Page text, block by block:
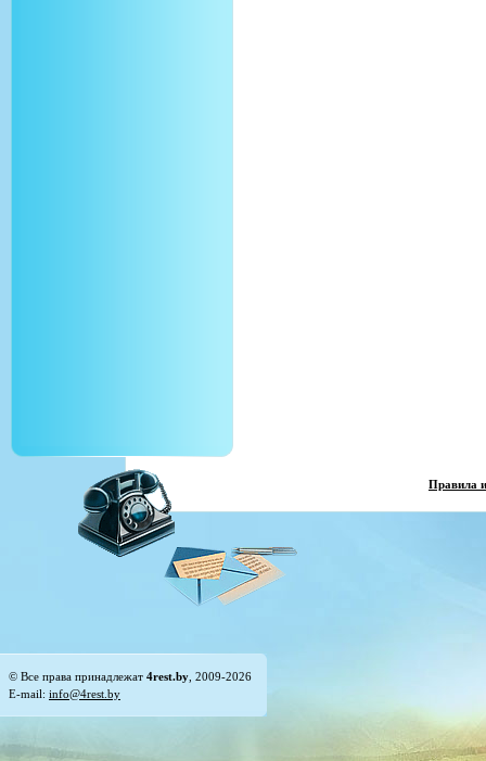
Правила
© Все права принадлежат 4rest.by , 2009-2026
E-mail: info@4rest.by